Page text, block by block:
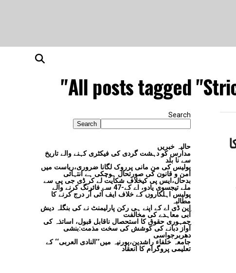
All posts tagged
Search
Search
حالیہ خبریں
مدارس کو دہشت گردی کی فیکٹری کہنے والے تاریخ
سے نا بلد
پولیس کی من مانی پرروک لگانا ضروری،ریاست میں
امن و قانون کی صورتحال ہوچکی ہے انتہائی
بدحال،ایس پی کیخلاف شکایت لے کر ڈی جی پی سے
ملے تیجسوی یادو، اے کے-47 سے فائرنگ کرنے والے
پولیس اہلکاروں کے خلاف ایف آئی آر درج کرنے کا
مطالبہ
این ڈی اے کے اپنے ہی رکن پارلیمنٹ نے کی بنگلہ دیش
آبی معاہدے کی مخالفت
جمہوری حقوق کا استحصال ناقابل قبول، اساتذہ کی
آواز دبانے کی کوشش کی سخت مذمت:بنشی
دھربرجواسی
جامعہ خلفاء راشدین،پورنیہ میں’’النادی العربی‘‘ کے
تعلیمی پروگرام کا انعقاد